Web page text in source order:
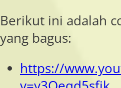
Berikut ini adalah
yang bagus:
https://